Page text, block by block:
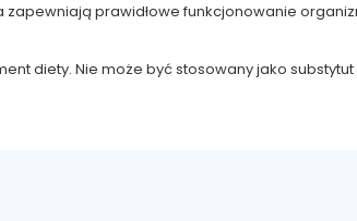
prawidłowe funkcjonowanie
diety. Nie może być stosowany jako